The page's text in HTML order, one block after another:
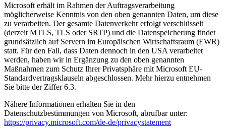
Microsoft erhält im Rahmen der Auftragsverarbeitung
möglicherweise Kenntnis von den oben genannten Daten, um diese
zu verarbeiten. Der gesamte Datenverkehr erfolgt verschlüsselt
(derzeit MTLS, TLS oder SRTP) und die Datenspeicherung findet
grundsätzlich auf Servern im Europäischen Wirtschaftsraum (EWR)
statt. Für den Fall, dass Daten dennoch in den USA verarbeitet
werden, haben wir in Ergänzung zu den oben genannten
Maßnahmen zum Schutz Ihrer Privatsphäre mit Microsoft EU-
Standardvertragsklauseln abgeschlossen. Mehr hierzu entnehmen
Sie bitte der Ziffer 6.3.
Nähere Informationen erhalten Sie in den
Datenschutzbestimmungen von Microsoft, abrufbar unter:
https://privacy.microsoft.com/de-de/privacystatement